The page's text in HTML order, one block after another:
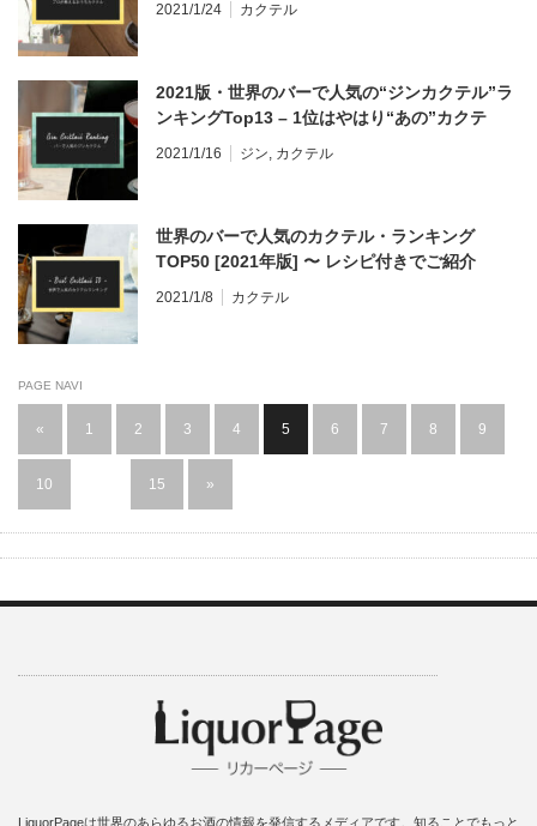
2021/1/24 カクテル
2021版・世界のバーで人気の“ジンカクテル”ラ
ンキングTop13 – 1位はやはり“あの”カクテ
2021/1/16 ジン, カクテル
世界のバーで人気のカクテル・ランキング
TOP50 [2021年版] 〜 レシピ付きでご紹介
2021/1/8 カクテル
PAGE NAVI
« 1 2 3 4 5 6 7 8 9
10 15 »
LiquorPageは世界のあらゆるお酒の情報を発信するメディアです。知ることでもっと